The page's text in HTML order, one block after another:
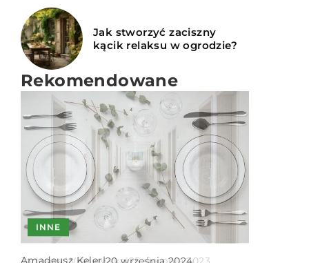
Jak stworzyć zaciszny
kącik relaksu w ogrodzie?
Rekomendowane
ARANŻACJA TARAS I BALKON
INNE
INNE